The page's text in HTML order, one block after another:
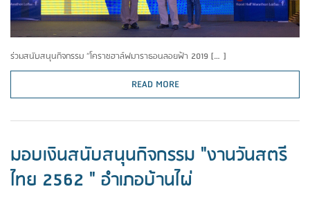
ร่วมสนับสนุนกิจกรรม “โคราชฮาล์ฟมาราธอนลอยฟ้า 2019 […]
READ MORE
มอบเงินสนับสนุนกิจกรรม "งานวันสตรี
ไทย 2562 " อำเภอบ้านไผ่